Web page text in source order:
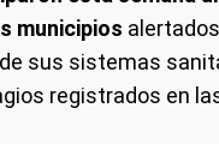
municipios
sus sistemas
registrados en